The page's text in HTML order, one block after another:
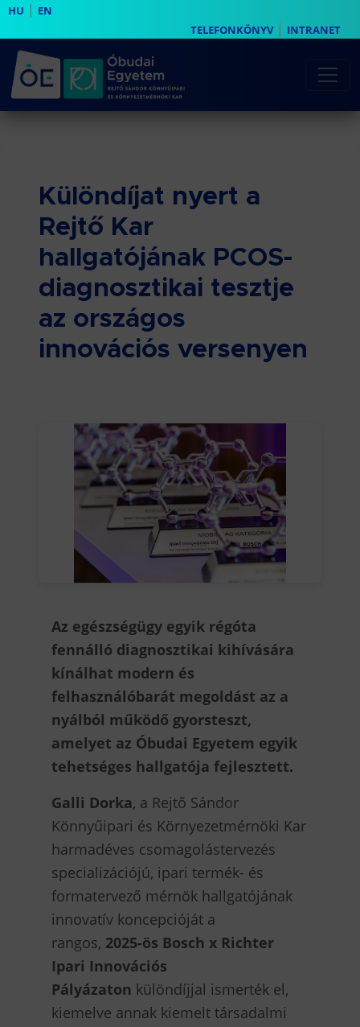
HU | EN
TELEFONKÖNYV| INTRANET
Különdíjat nyert a
Rejtő Kar
hallgatójának PCOS-
diagnosztikai tesztje
az országos
innovációs versenyen
Az egészségügy egyik régóta
fennálló diagnosztikai kihívására
kínálhat modern és
felhasználóbarát megoldást az a
nyálból működő gyorsteszt,
amelyet az Óbudai Egyetem egyik
tehetséges hallgatója fejlesztett.
Galli Dorka, a Rejtő Sándor
Könnyűipari és Környezetmérnöki Kar
harmadéves csomagolástervezés
specializációjú, ipari termék- és
formatervező mérnök hallgatójának
innovatív koncepcióját a
rangos, 2025-ös Bosch x Richter
Ipari Innovációs
Pályázaton különdíjjal ismerték el,
kiemelve annak kiemelt társadalmi